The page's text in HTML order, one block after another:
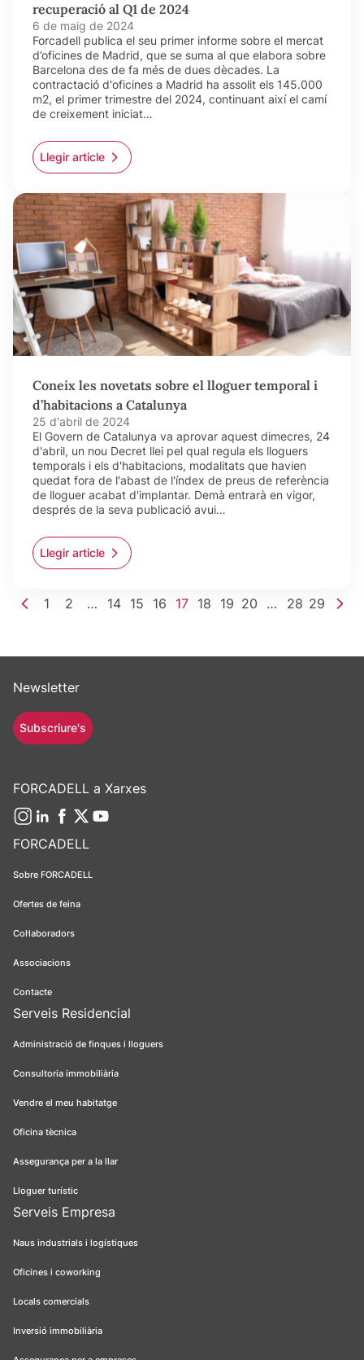
recuperació al Q1 de 2024
6 de maig de 2024
Forcadell publica el seu primer informe sobre el mercat
d’oficines de Madrid, que se suma al que elabora sobre
Barcelona des de fa més de dues dècades. La
contractació d'oficines a Madrid ha assolit els 145.000
m2, el primer trimestre del 2024, continuant així el camí
de creixement iniciat…
Llegir article
Coneix les novetats sobre el lloguer temporal i
d’habitacions a Catalunya
25 d'abril de 2024
El Govern de Catalunya va aprovar aquest dimecres, 24
d'abril, un nou Decret llei pel qual regula els lloguers
temporals i els d'habitacions, modalitats que havien
quedat fora de l'abast de l'índex de preus de referència
de lloguer acabat d'implantar. Demà entrarà en vigor,
després de la seva publicació avui…
Llegir article
1 2 … 14 15 16 17 18 19 20 … 28 29
FORCADELL
Sobre FORCADELL
Ofertes de feina
Col·laboradors
Associacions
Contacte
Serveis Residencial
Administració de finques i lloguers
Consultoria immobiliària
Vendre el meu habitatge
Oficina tècnica
Assegurança per a la llar
Lloguer turístic
Serveis Empresa
Naus industrials i logístiques
Oficines i coworking
Locals comercials
Inversió immobiliària
Newsletter
Subscriure's
FORCADELL a Xarxes